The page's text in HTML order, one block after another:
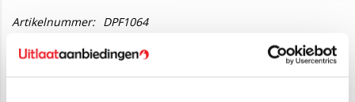
Artikelnummer: DPF1064
Roetfilter Range Rover Sport 2 - 3.0